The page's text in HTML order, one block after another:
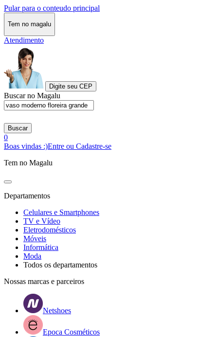
Pular para o conteudo principal
Tem no magalu
Atendimento
Digite seu CEP
Buscar no Magalu
Buscar
0
Boas vindas :)Entre ou Cadastre-se
Tem no Magalu
Departamentos
Celulares e Smartphones
TV e Vídeo
Eletrodomésticos
Móveis
Informática
Moda
Todos os departamentos
Nossas marcas e parceiros
Netshoes
Epoca Cosméticos